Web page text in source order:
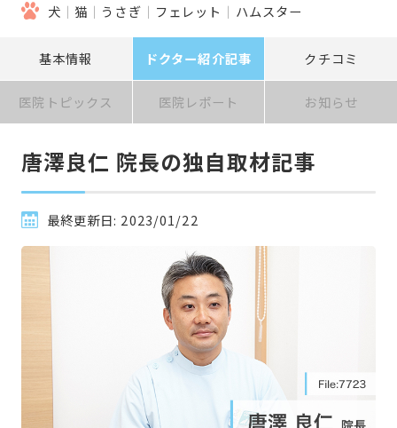
犬
猫 うさぎ フェレット ハムスター
基本情報 ドクター紹介記事 クチコミ
医院トピックス 医院レポート お知らせ
唐澤良仁 院長の独自取材記事
最終更新日: 2023/01/22